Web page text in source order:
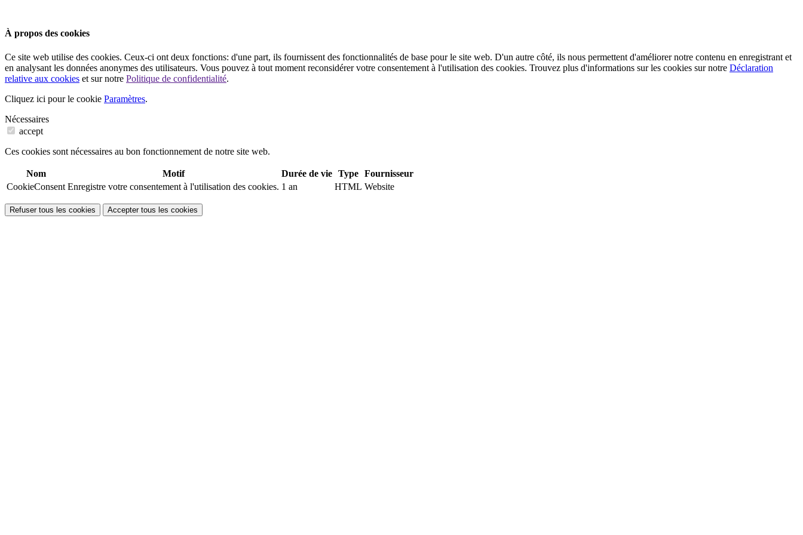
À propos des cookies
Ce site web utilise des cookies. Ceux-ci ont deux fonctions: d'une part, ils fournissent des fonctionnalités de base pour le site web. D'un autre côté, ils nous permettent d'améliorer notre contenu en enregistrant et
en analysant les données anonymes des utilisateurs. Vous pouvez à tout moment reconsidérer votre consentement à l'utilisation des cookies. Trouvez plus d'informations sur les cookies sur notre Déclaration
relative aux cookies et sur notre Politique de confidentialité.
Cliquez ici pour le cookie Paramètres.
Nécessaires
accept
Ces cookies sont nécessaires au bon fonctionnement de notre site web.
Nom Motif Durée de vie Type Fournisseur
CookieConsent Enregistre votre consentement à l'utilisation des cookies. 1 an HTML Website
Refuser tous les cookies Accepter tous les cookies